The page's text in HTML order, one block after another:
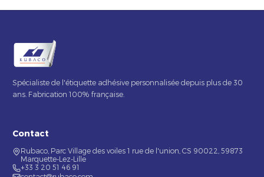
Spécialiste de l'étiquette adhésive personnalisée depuis plus de 30
ans. Fabrication 100% française.
Contact
Rubaco, Parc Village des voiles 1 rue de l'union, CS 90022, 59873
Marquette-Lez-Lille
+33 3 20 51 46 91